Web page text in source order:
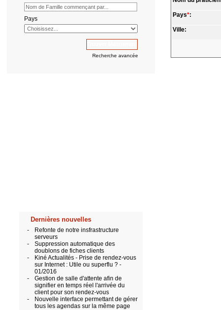
Pays
Recherche avancée
Dernières nouvelles
-
Refonte de notre insfrastructure
serveurs
-
Suppression automatique des
doublons de fiches clients
-
Kiné Actualités - Prise de rendez-vous
sur Internet : Utile ou superflu ? -
01/2016
-
Gestion de salle d'attente afin de
signifier en temps réel l'arrivée du
client pour son rendez-vous
-
Nouvelle interface permettant de gérer
tous les agendas sur la même page
Pays*:
Ville: